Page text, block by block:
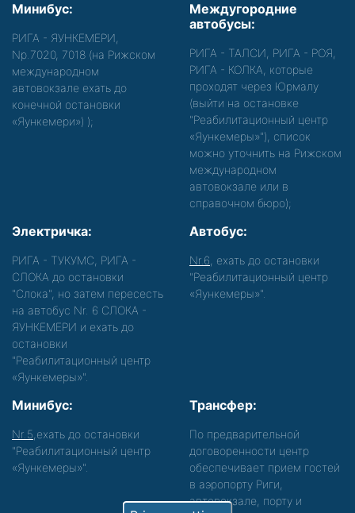
Минибус:
РИГА - ЯУНКЕМЕРИ,
Nр.7020, 7018 (на Рижском
международном
автовокзале ехать до
конечной остановки
«Яункемери») );
Междугородние
автобусы:
РИГА - ТАЛСИ, РИГА - РОЯ,
РИГА - КОЛКА, которые
проходят через Юрмалу
(выйти на остановке
"Реабилитационный центр
«Яункемеры»"), список
можно уточнить на Рижском
международном
автовокзале или в
справочном бюро);
Электричка:
РИГА - ТУКУМС, РИГА -
СЛОКА до остановки
"Слока", но затем пересесть
на автобус Nr. 6 СЛОКА -
ЯУНКЕМЕРИ и ехать до
остановки
"Реабилитационный центр
«Яункемеры»".
Автобус:
Nr.6 , ехать до остановки
"Реабилитационный центр
«Яункемеры»".
Минибус:
Nr.5 ,ехать до остановки
"Реабилитационный центр
«Яункемеры»".
Трансфер:
По предварительной
договоренности центр
обеспечивает прием гостей
в аэропорту Риги,
автовокзале, порту и